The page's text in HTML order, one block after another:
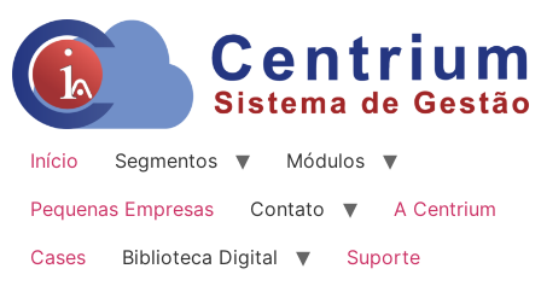
Início Segmentos
Módulos
Pequenas Empresas
Contato
A Centrium
Cases
Biblioteca Digital Suporte